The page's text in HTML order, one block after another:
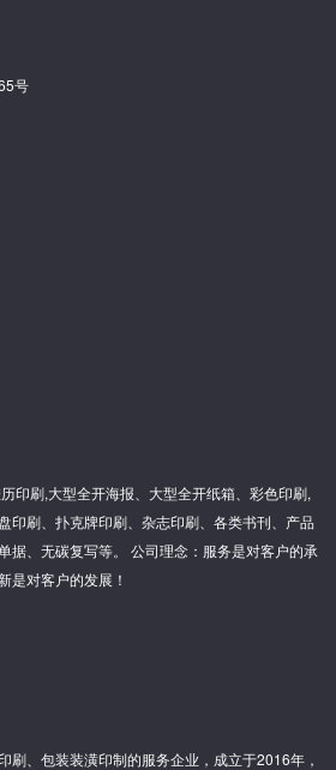
号
印刷,大型全开海报、大型全开纸箱、彩色印刷,
印刷、扑克牌印刷、杂志印刷、各类书刊、产品
据、无碳复写等。 公司理念：服务是对客户的承
是对客户的发展！
刷、包装装潢印制的服务企业，成立于2016年，